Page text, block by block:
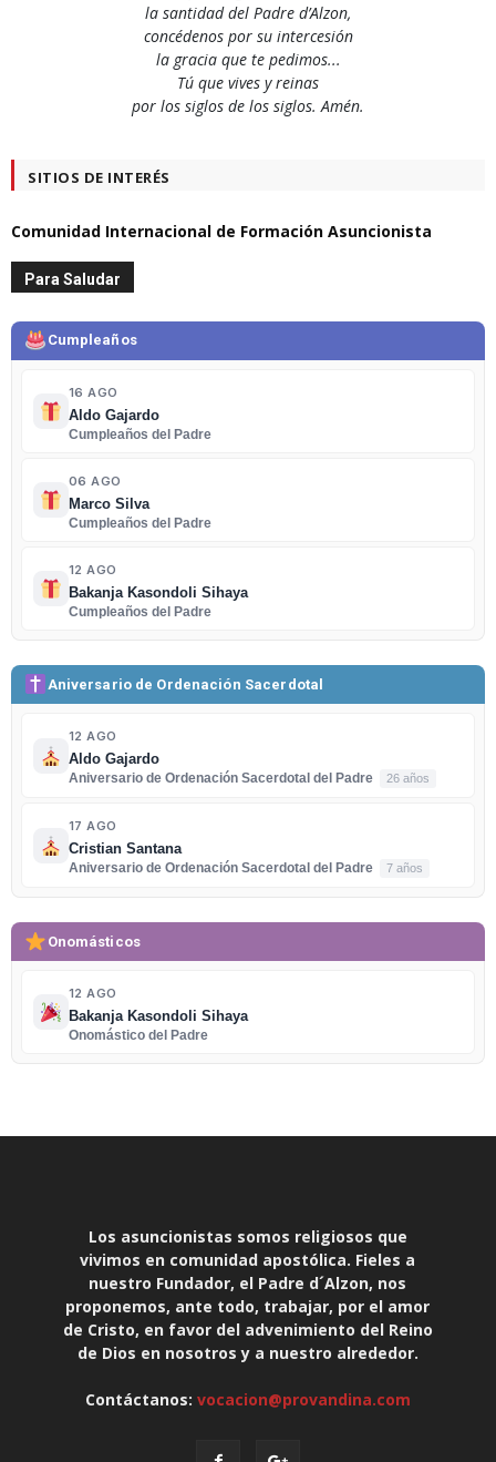
la santidad del Padre d’Alzon,
concédenos por su intercesión
la gracia que te pedimos...
Tú que vives y reinas
por los siglos de los siglos. Amén.
SITIOS DE INTERÉS
Comunidad Internacional de Formación Asuncionista
Para Saludar
Cumpleaños
16 AGO
Aldo Gajardo
Cumpleaños del Padre
06 AGO
Marco Silva
Cumpleaños del Padre
12 AGO
Bakanja Kasondoli Sihaya
Cumpleaños del Padre
Aniversario de Ordenación Sacerdotal
12 AGO
Aldo Gajardo
Aniversario de Ordenación Sacerdotal del Padre
26 años
17 AGO
Cristian Santana
Aniversario de Ordenación Sacerdotal del Padre
7 años
Onomásticos
12 AGO
Bakanja Kasondoli Sihaya
Onomástico del Padre
Los asuncionistas somos religiosos que
vivimos en comunidad apostólica. Fieles a
nuestro Fundador, el Padre d´Alzon, nos
proponemos, ante todo, trabajar, por el amor
de Cristo, en favor del advenimiento del Reino
de Dios en nosotros y a nuestro alrededor.
Contáctanos: vocacion@provandina.com